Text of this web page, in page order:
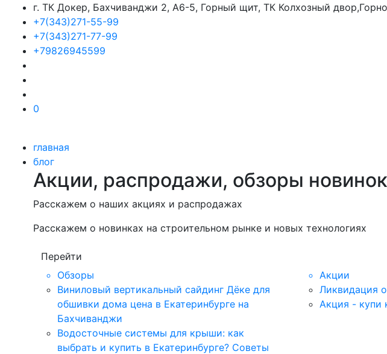
г. ТК Докер, Бахчиванджи 2, А6-5, Горный щит, ТК Колхозный
+7(343)271-55-99
+7(343)271-77-99
+79826945599
0
главная
блог
Акции, распродажи, обзоры новинок
Расскажем о наших акциях и распродажах
Расскажем о новинках на строительном рынке и новых технологиях
Перейти
Обзоры
Виниловый вертикальный сайдинг Дёке для
обшивки дома цена в Екатеринбурге на
Бахчиванджи
Водосточные системы для крыши: как
выбрать и купить в Екатеринбурге? Советы
Акции
Ликвидация
Акция - купи